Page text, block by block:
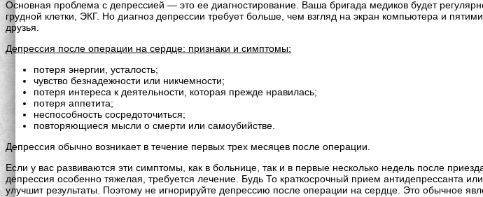
Основная проблема с депрессией — это ее диагностирование. Ваша бригада медиков будет
грудной клетки, ЭКГ. Но диагноз депрессии требует больше, чем взгляд на экран компьютера и
друзья.
Депрессия после операции на сердце: признаки и симптомы:
потеря энергии, усталость;
чувство безнадежности или никчемности;
потеря интереса к деятельности, которая прежде нравилась;
потеря аппетита;
неспособность сосредоточиться;
повторяющиеся мысли о смерти или самоубийстве.
Депрессия обычно возникает в течение первых трех месяцев после операции.
Если у вас развиваются эти симптомы, как в больнице, так и в первые несколько недель после
депрессия особенно тяжелая, требуется лечение. Будь То краткосрочный прием антидепрессанта
улучшит результаты. Поэтому не игнорируйте депрессию после операции на сердце. Это обычное